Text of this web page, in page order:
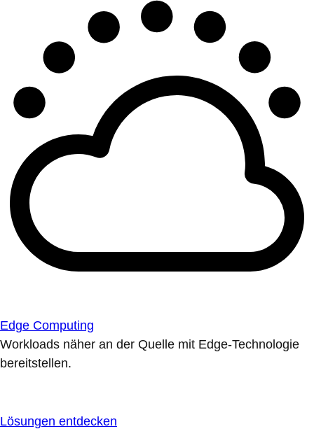
Edge Computing
Workloads näher an der Quelle mit Edge-Technologie
bereitstellen.
Lösungen entdecken